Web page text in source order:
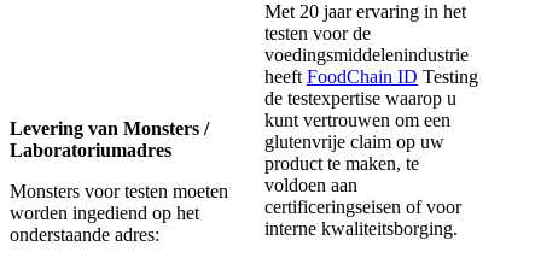
Levering van Monsters /
Laboratoriumadres
Monsters voor testen moeten
worden ingediend op het
onderstaande adres:
Met 20 jaar ervaring in het
testen voor de
voedingsmiddelenindustrie
heeft FoodChain ID Testing
de testexpertise waarop u
kunt vertrouwen om een
glutenvrije claim op uw
product te maken, te
voldoen aan
certificeringseisen of voor
interne kwaliteitsborging.